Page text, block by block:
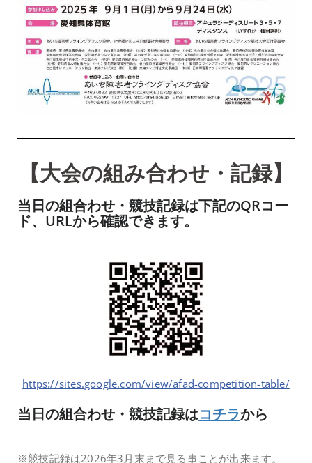
【大会の組み合わせ・記録】
当日の組合わせ・競技記録は下記のQRコー
ド、URLから確認できます。
https://sites.google.com/view/afad-competition-table/
当日の組合わせ・競技記録はコチラから
※競技記録は2026年3月末まで見る事ことが出来ます。